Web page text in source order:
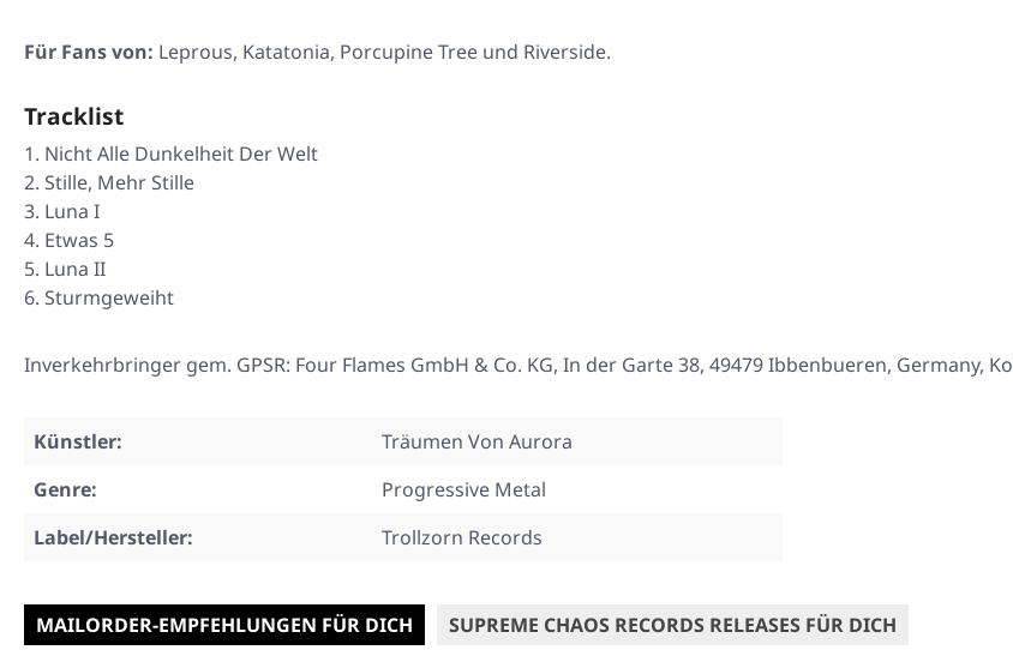
Für Fans von: Leprous, Katatonia, Porcupine Tree und Riverside.
Tracklist
Nicht Alle Dunkelheit Der Welt
Stille, Mehr Stille
Luna I
Etwas 5
Luna II
Sturmgeweiht
Inverkehrbringer gem. GPSR: Four Flames GmbH & Co. KG, In der Garte 38, 49479 Ibbenbueren, Germany,
Künstler:
Träumen Von Aurora
Genre:
Progressive Metal
Label/Hersteller:
Trollzorn Records
MAILORDER-EMPFEHLUNGEN FÜR DICH SUPREME CHAOS RECORDS RELEASES FÜR DICH